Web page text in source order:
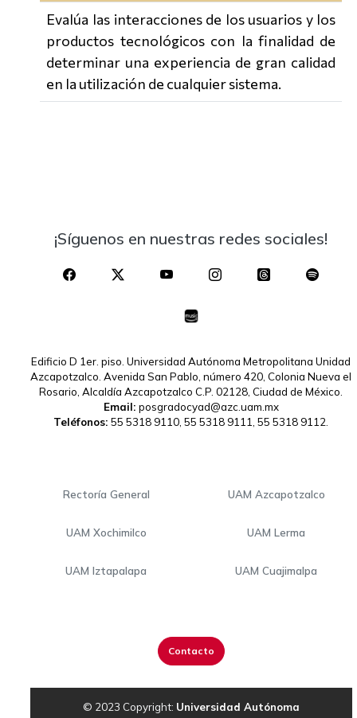
Evalúa las interacciones de los usuarios y los
productos tecnológicos con la finalidad de
determinar una experiencia de gran calidad
en la utilización de cualquier sistema.
¡Síguenos en nuestras redes sociales!
Edificio D 1er. piso. Universidad Autónoma Metropolitana Unidad
Azcapotzalco. Avenida San Pablo, número 420, Colonia Nueva el
Rosario, Alcaldía Azcapotzalco C.P. 02128, Ciudad de México.
Email: posgradocyad@azc.uam.mx
Teléfonos:55 5318 9110, 55 5318 9111, 55 5318 9112.
Rectoría General UAM Azcapotzalco
UAM Xochimilco UAM Lerma
UAM Iztapalapa UAM Cuajimalpa
Contacto
© 2023 Copyright: Universidad Autónoma